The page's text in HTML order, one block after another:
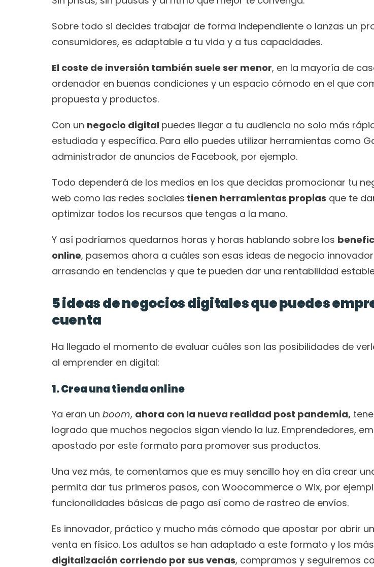
Sobre todo si decides trabajar de forma independiente o lanzas un
consumidores, es adaptable a tu vida y a tus capacidades.
El coste de inversión también suele ser menor, en la mayoría de
ordenador en buenas condiciones y un espacio cómodo en el que
propuesta y productos.
Con un negocio digital puedes llegar a tu audiencia no solo más
estudiada y específica. Para ello puedes utilizar herramientas como
administrador de anuncios de Facebook, por ejemplo.
Todo dependerá de los medios en los que decidas promocionar tu
web como las redes sociales tienen herramientas propias que te
optimizar todos los recursos que tengas a la mano.
Y así podríamos quedarnos horas y horas hablando sobre los
online, pasemos ahora a cuáles son esas ideas de negocio
arrasando en tendencias y que te pueden dar una rentabilidad
5 ideas de negocios digitales que puedes
cuenta
Ha llegado el momento de evaluar cuáles son las posibilidades de
al emprender en digital:
1. Crea una tienda online
Ya eran un boom, ahora con la nueva realidad post pandemia,
logrado que muchos negocios sigan viendo la luz. Emprendedores,
apostado por este formato para promover sus productos.
Una vez más, te comentamos que es muy sencillo hoy en día crear
permita dar tus primeros pasos, con Woocommerce o Wix, por
funcionalidades básicas de pago así como de rastreo de envíos.
Es innovador, práctico y mucho más cómodo que apostar por abrir
venta en físico. Los adultos se han adaptado a este formato y los
digitalización corriendo por sus venas, compramos y seguiremos